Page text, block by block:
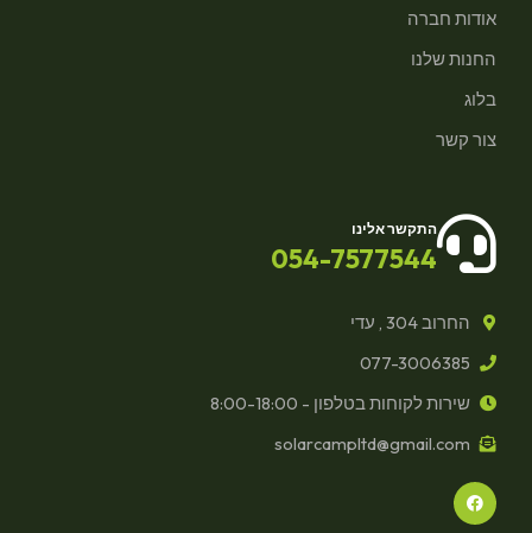
אודות חברה
החנות שלנו
בלוג
צור קשר
התקשר אלינו
054-7577544
החרוב 304 , עדי
077-3006385
שירות לקוחות בטלפון - 8:00-18:00
solarcampltd@gmail.com
F
a
c